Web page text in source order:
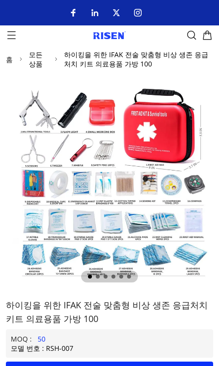
홈
모든
상품
하이킹을 위한 IFAK 전술 맞춤형 비상 생존 응급
처치 키트 의료용품 가방 100
하이킹을 위한 IFAK 전술 맞춤형 비상 생존 응급처치
키트 의료용품 가방 100
MOQ :
50
모델 번호 : RSH-007